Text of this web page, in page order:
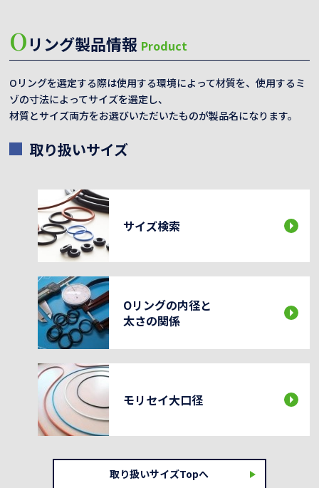
Oリング製品情報 Product
Oリングを選定する際は使用する環境によって材質を、使用するミ
ゾの寸法によってサイズを選定し、
材質とサイズ両方をお選びいただいたものが製品名になります。
取り扱いサイズ
サイズ検索
Oリングの内径と
太さの関係
モリセイ大口径
取り扱いサイズTopへ